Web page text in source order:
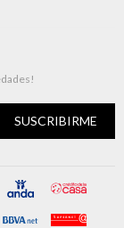
SUSCRIBIRME